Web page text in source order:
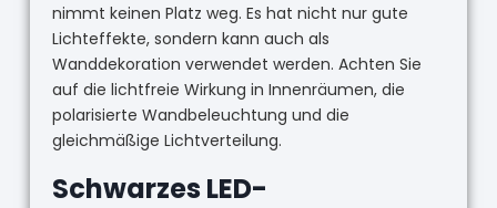
nimmt keinen Platz weg. Es hat nicht nur gute
Lichteffekte, sondern kann auch als
Wanddekoration verwendet werden. Achten Sie
auf die lichtfreie Wirkung in Innenräumen, die
polarisierte Wandbeleuchtung und die
gleichmäßige Lichtverteilung.
Schwarzes LED-